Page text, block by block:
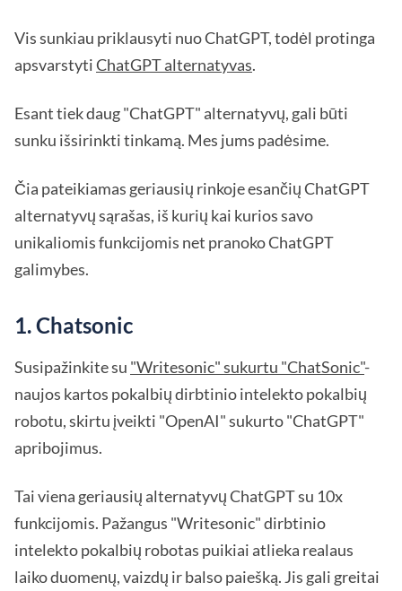
Vis sunkiau priklausyti nuo ChatGPT, todėl protinga
apsvarstytiChatGPT alternatyvas.
Esant tiek daug "ChatGPT" alternatyvų, gali būti
sunku išsirinkti tinkamą. Mes jums padėsime.
Čia pateikiamas geriausių rinkoje esančių ChatGPT
alternatyvų sąrašas, iš kurių kai kurios savo
unikaliomis funkcijomis net pranoko ChatGPT
galimybes.
1. Chatsonic
Susipažinkite su "Writesonic" sukurtu "ChatSonic"-
naujos kartos pokalbių dirbtinio intelekto pokalbių
robotu, skirtu įveikti "OpenAI" sukurto "ChatGPT"
apribojimus.
Tai viena geriausių alternatyvų ChatGPT su 10x
funkcijomis. Pažangus "Writesonic" dirbtinio
intelekto pokalbių robotas puikiai atlieka realaus
laiko duomenų, vaizdų ir balso paiešką. Jis gali greitai